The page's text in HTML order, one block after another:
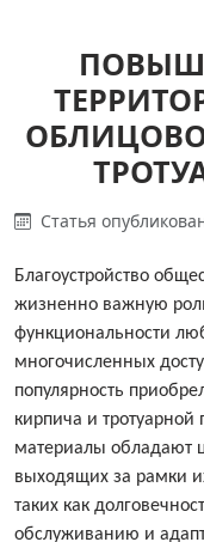
Статья
Благоустройство
жизненно важную
функциональности
многочисленных
популярность
кирпича и
материалы обладают
выходящих за рамки
таких как
обслуживанию и